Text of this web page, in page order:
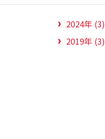
2024年 (3)
2019年 (3)